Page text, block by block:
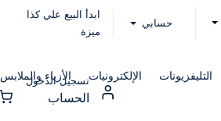
حسابي
ابدأ البيع علي كذا
ميزة
التليفزيونات الإلكترونيات الأزياء والملابس
تسجيل الدخول
الحساب